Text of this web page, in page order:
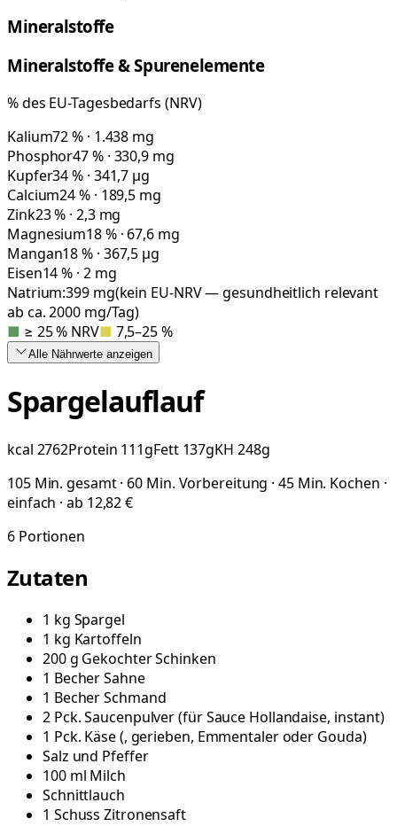
Mineralstoffe
Mineralstoffe & Spurenelemente
% des EU-Tagesbedarfs (NRV)
Kalium72 % · 1.438 mg
Phosphor47 % · 330,9 mg
Kupfer34 % · 341,7 µg
Calcium24 % · 189,5 mg
Zink23 % · 2,3 mg
Magnesium18 % · 67,6 mg
Mangan18 % · 367,5 µg
Eisen14 % · 2 mg
Natrium:399mg(kein EU-NRV — gesundheitlich relevant
ab ca. 2000 mg/Tag)
■ ≥ 25 % NRV■ 7,5–25 %
Alle Nährwerte anzeigen
Spargelauflauf
kcal 2762Protein 111gFett 137gKH 248g
105 Min. gesamt · 60 Min. Vorbereitung · 45 Min. Kochen ·
einfach · ab 12,82 €
6 Portionen
Zutaten
1 kg Spargel
1 kg Kartoffeln
200g Gekochter Schinken
1 BecherSahne
1 BecherSchmand
2 Pck.Saucenpulver(für Sauce Hollandaise, instant)
1 Pck. Käse(, gerieben, Emmentaler oder Gouda)
Salz und Pfeffer
100 ml Milch
Schnittlauch
1 SchussZitronensaft